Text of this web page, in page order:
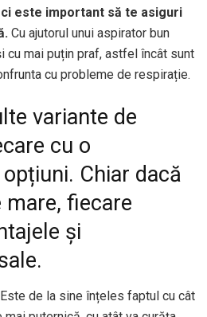
este important să te asiguri
Cu ajutorul unui aspirator bun
cu mai puțin praf, astfel încât sunt
cu probleme de respirație.
variante de
cu o
Chiar dacă
mare, fiecare
și
de la sine înțeles faptul cu cât